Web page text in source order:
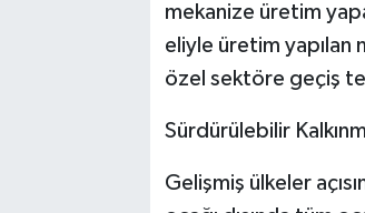
mekanize üretim
eliyle üretim yapılan
özel sektöre geçiş
Sürdürülebilir
Gelişmiş ülkeler